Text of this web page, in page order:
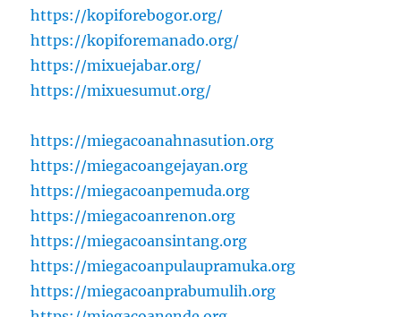
https://kopiforebogor.org/
https://kopiforemanado.org/
https://mixuejabar.org/
https://mixuesumut.org/
https://miegacoanahnasution.org
https://miegacoangejayan.org
https://miegacoanpemuda.org
https://miegacoanrenon.org
https://miegacoansintang.org
https://miegacoanpulaupramuka.org
https://miegacoanprabumulih.org